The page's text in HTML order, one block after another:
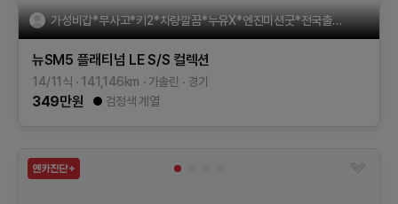
가성비갑*무사고*키2*차량깔끔*누유X*엔진미션굿*전국출장판매
뉴SM5 플래티넘 LES/S 컬렉션
14/11식 141,146km 가솔린 경기
349만원 검정색 계열